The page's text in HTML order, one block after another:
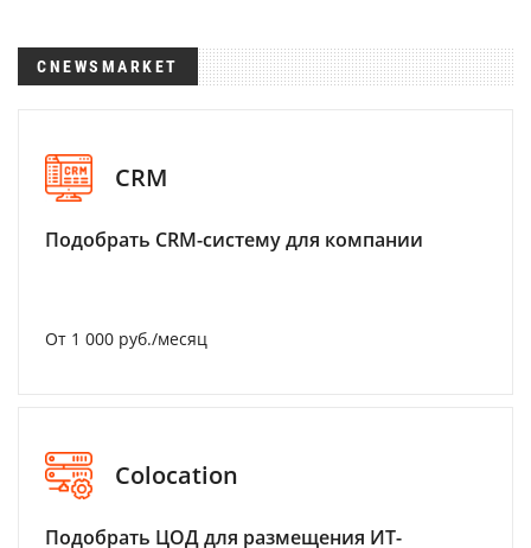
CNEWSMARKET
CRM
Подобрать CRM-систему для компании
От 1 000 руб./месяц
Colocation
Подобрать ЦОД для размещения ИТ-